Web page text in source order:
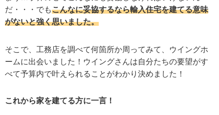
だ・・・でもこんなに妥協するなら輸入住宅を建てる意味
がないと強く思いました。
そこで、工務店を調べて何箇所か周ってみて、ウイングホ
ームに出会いました！ウイングさんは自分たちの要望がす
べて予算内で叶えられることがわかり決めました！
これから家を建てる方に一言！